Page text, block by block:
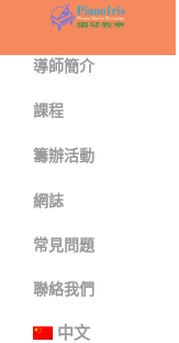
首頁
導師簡介
課程
籌辦活動
網誌
常見問題
聯絡我們
中文